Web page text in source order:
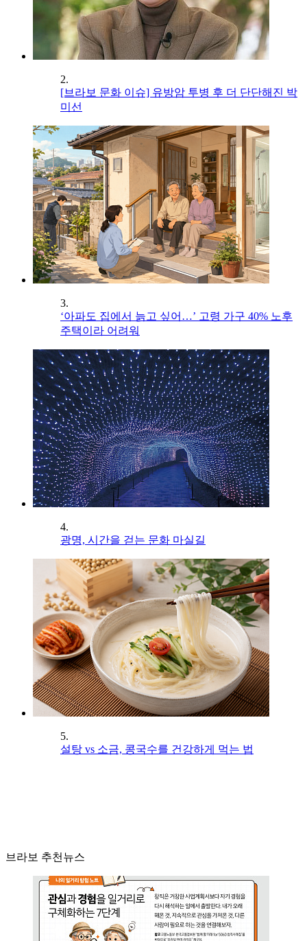
2.
[브라보 문화 이슈] 유방암 투병 후 더 단단해진 박
미선
3.
‘아파도 집에서 늙고 싶어…’ 고령 가구 40% 노후
주택이라 어려워
4.
광명, 시간을 걷는 문화 마실길
5.
설탕 vs 소금, 콩국수를 건강하게 먹는 법
브라보 추천뉴스